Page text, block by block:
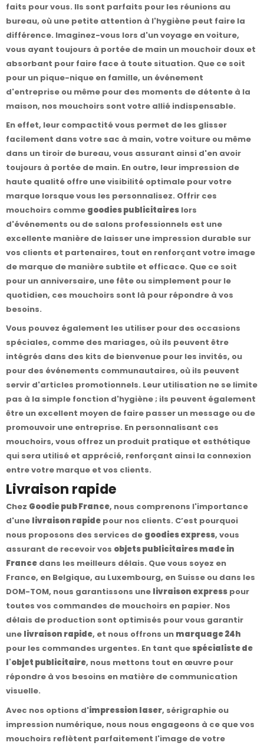
faits pour vous. Ils sont parfaits pour les réunions au
bureau, où une petite attention à l'hygiène peut faire la
différence. Imaginez-vous lors d'un voyage en voiture,
vous ayant toujours à portée de main un mouchoir doux et
absorbant pour faire face à toute situation. Que ce soit
pour un pique-nique en famille, un événement
d'entreprise ou même pour des moments de détente à la
maison, nos mouchoirs sont votre allié indispensable.
En effet, leur compactité vous permet de les glisser
facilement dans votre sac à main, votre voiture ou même
dans un tiroir de bureau, vous assurant ainsi d'en avoir
toujours à portée de main. En outre, leur impression de
haute qualité offre une visibilité optimale pour votre
marque lorsque vous les personnalisez. Offrir ces
mouchoirs comme goodies publicitaires lors
d'événements ou de salons professionnels est une
excellente manière de laisser une impression durable sur
vos clients et partenaires, tout en renforçant votre image
de marque de manière subtile et efficace. Que ce soit
pour un anniversaire, une fête ou simplement pour le
quotidien, ces mouchoirs sont là pour répondre à vos
besoins.
Vous pouvez également les utiliser pour des occasions
spéciales, comme des mariages, où ils peuvent être
intégrés dans des kits de bienvenue pour les invités, ou
pour des événements communautaires, où ils peuvent
servir d'articles promotionnels. Leur utilisation ne se limite
pas à la simple fonction d'hygiène ; ils peuvent également
être un excellent moyen de faire passer un message ou de
promouvoir une entreprise. En personnalisant ces
mouchoirs, vous offrez un produit pratique et esthétique
qui sera utilisé et apprécié, renforçant ainsi la connexion
entre votre marque et vos clients.
Livraison rapide
Chez Goodie pub France, nous comprenons l'importance
d'une livraison rapide pour nos clients. C’est pourquoi
nous proposons des services de goodies express, vous
assurant de recevoir vos objets publicitaires made in
France dans les meilleurs délais. Que vous soyez en
France, en Belgique, au Luxembourg, en Suisse ou dans les
DOM-TOM, nous garantissons une livraison express pour
toutes vos commandes de mouchoirs en papier. Nos
délais de production sont optimisés pour vous garantir
une livraison rapide, et nous offrons un marquage 24h
pour les commandes urgentes. En tant quespécialiste de
l'objet publicitaire, nous mettons tout en œuvre pour
répondre à vos besoins en matière de communication
visuelle.
Avec nos options d'impression laser, sérigraphie ou
impression numérique, nous nous engageons à ce que vos
mouchoirs reflètent parfaitement l'image de votre